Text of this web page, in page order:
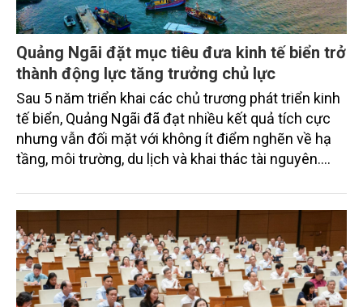
Quảng Ngãi đặt mục tiêu đưa kinh tế biển trở
thành động lực tăng trưởng chủ lực
Sau 5 năm triển khai các chủ trương phát triển kinh
tế biển, Quảng Ngãi đã đạt nhiều kết quả tích cực
nhưng vẫn đối mặt với không ít điểm nghẽn về hạ
tầng, môi trường, du lịch và khai thác tài nguyên.
đặt mục tiêu đưa kinh tế biển phát triển nhanh, bền
vững, trở thành động lực quan trọng thúc đẩy tăng
trưởng của tỉnh đến năm 2030, tầm nhìn đến năm
2045.